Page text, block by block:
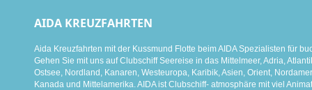
AIDA KREUZFAHRTEN
Aida Kreuzfahrten mit der Kussmund Flotte beim AIDA Spezialisten für
Gehen Sie mit uns auf Clubschiff Seereise in das Mittelmeer, Adria,
Ostsee, Nordland, Kanaren, Westeuropa, Karibik, Asien, Orient,
Kanada und Mittelamerika. AIDA ist Clubschiff- atmosphäre mit viel